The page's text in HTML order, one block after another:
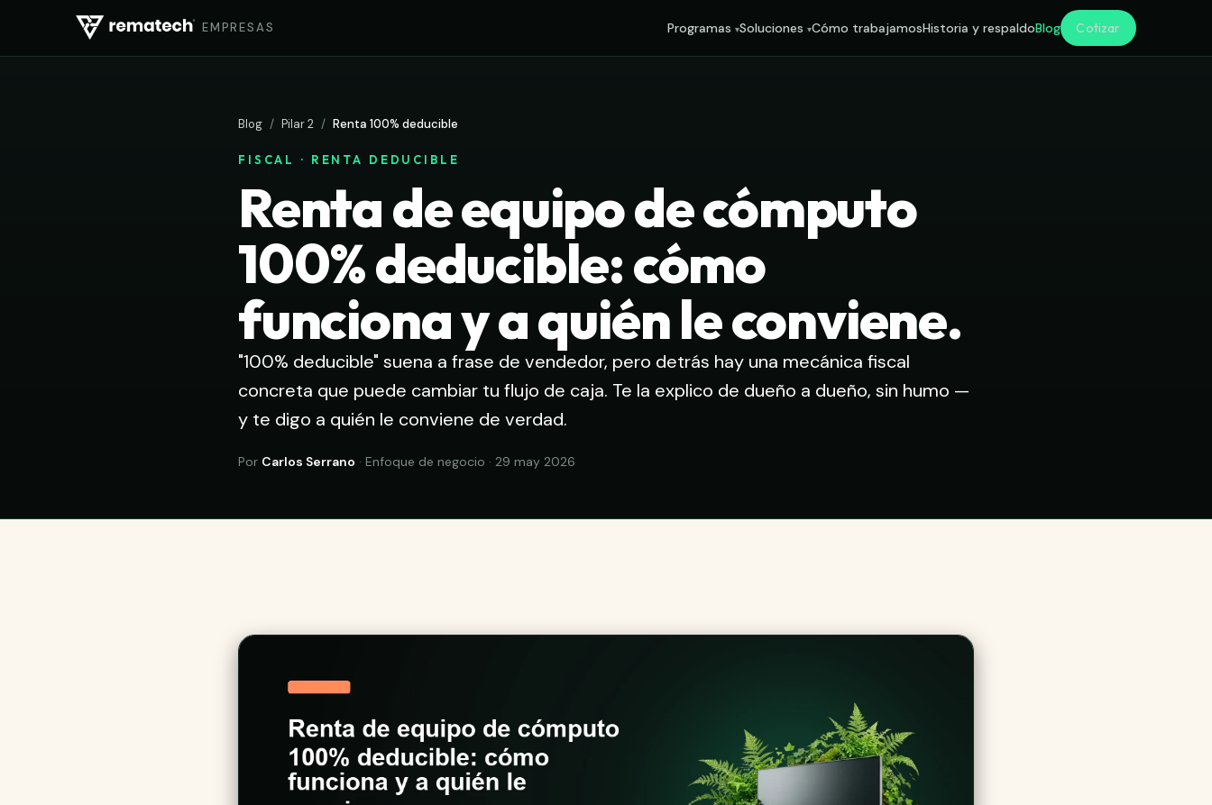
EMPRESAS Programas Soluciones Cómo trabajamosHistoria y respaldoBlog Cotizar
Blog / Pilar 2 / Renta 100% deducible
FISCAL · RENTA DEDUCIBLE
Renta de equipo de cómputo
100% deducible: cómo
funciona y a quién le conviene.
"100% deducible" suena a frase de vendedor, pero detrás hay una mecánica fiscal
concreta que puede cambiar tu flujo de caja. Te la explico de dueño a dueño, sin humo —
y te digo a quién le conviene de verdad.
Por Carlos Serrano · Enfoque de negocio · 29 may 2026